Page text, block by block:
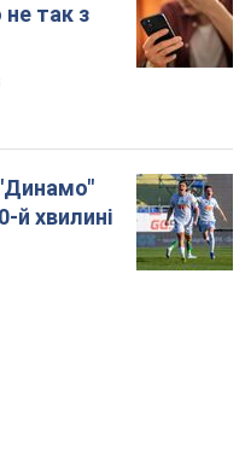
так з
й хвилині